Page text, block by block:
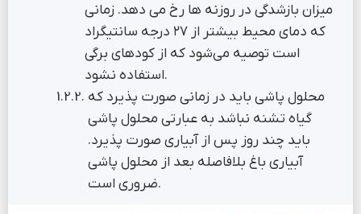
میزان بازشدگی در روزنه ها رخ می دهد. زمانی
که دمای محیط بیشتر از ۲۷ درجه سانتیگراد
است توصیه می‌شود که از کودهای برگی
استفاده نشود.
محلول پاشی باید در زمانی صورت پذیرد که
گیاه تشنه نباشد به عبارتی محلول پاشی
باید چند روز پس از آبیاری صورت پذیرد.
آبیاري باغ بلافاصله بعد از محلول پاشی
ضروري است.